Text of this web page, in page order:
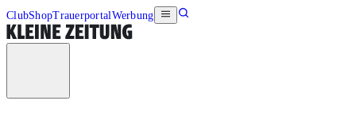
ClubShopTrauerportalWerbung